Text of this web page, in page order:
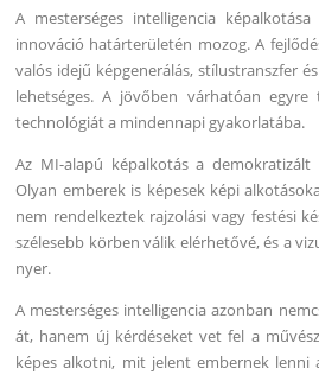
A mesterséges intelligencia
innováció határterületén mozog. A
valós idejű képgenerálás, stílustranszfer
lehetséges. A jövőben várhatóan
technológiát a mindennapi gyakorlatába.
Az MI-alapú képalkotás a
Olyan emberek is képesek képi
nem rendelkeztek rajzolási vagy festési
szélesebb körben válik elérhetővé, és a
nyer.
A mesterséges intelligencia azonban
át, hanem új kérdéseket vet fel a
képes alkotni, mit jelent embernek lenni